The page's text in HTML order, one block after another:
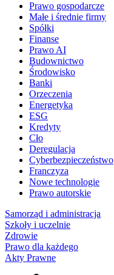
Prawo gospodarcze
Małe i średnie firmy
Spółki
Finanse
Prawo AI
Budownictwo
Środowisko
Banki
Orzeczenia
Energetyka
ESG
Kredyty
Cło
Deregulacja
Cyberbezpieczeństwo
Franczyza
Nowe technologie
Prawo autorskie
Samorząd i administracja
Szkoły i uczelnie
Zdrowie
Prawo dla każdego
Akty Prawne